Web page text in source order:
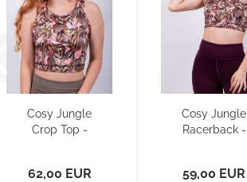
Cosy Jungle
Crop Top -
62,00 EUR
Cosy Jungle
Racerback -
59,00 EUR